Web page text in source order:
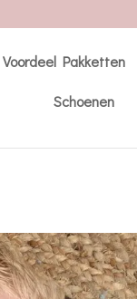
Voordeel Pakketten
Schoenen